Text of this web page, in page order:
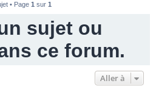
h
• Page 1 sur 1
sujet ou
ce forum.
Aller à